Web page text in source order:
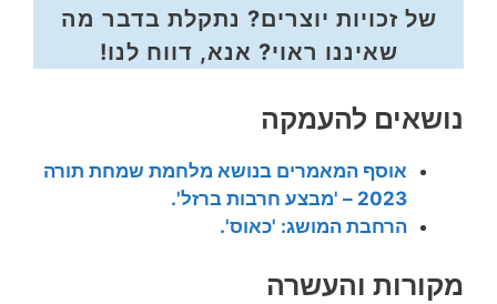
של זכויות יוצרים? נתקלת בדבר מה
שאיננו ראוי? אנא, דווח לנו!
נושאים להעמקה
אוסף המאמרים בנושא מלחמת שמחת תורה
2023 – 'מבצע חרבות ברזל'.
הרחבת המושג: 'כאוס'.
מקורות והעשרה